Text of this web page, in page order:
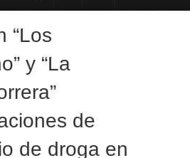
presunto agresor escapara tras atacar a una
que iba dirigido contra Cali durante la
“Los
y “La
de
de droga en